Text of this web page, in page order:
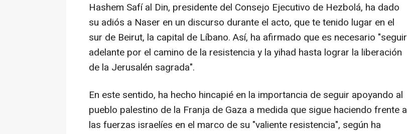
Hashem Safí al Din, presidente del Consejo Ejecutivo de Hezbolá, ha dado
su adiós a Naser en un discurso durante el acto, que te tenido lugar en el
sur de Beirut, la capital de Líbano. Así, ha afirmado que es necesario "seguir
adelante por el camino de la resistencia y la yihad hasta lograr la liberación
de la Jerusalén sagrada".
En este sentido, ha hecho hincapié en la importancia de seguir apoyando al
pueblo palestino de la Franja de Gaza a medida que sigue haciendo frente a
las fuerzas israelíes en el marco de su "valiente resistencia", según ha